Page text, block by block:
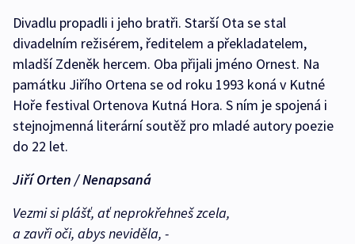
Divadlu propadli i jeho bratři. Starší Ota se stal
divadelním režisérem, ředitelem a překladatelem,
mladší Zdeněk hercem. Oba přijali jméno Ornest. Na
památku Jiřího Ortena se od roku 1993 koná v Kutné
Hoře festival Ortenova Kutná Hora. S ním je spojená i
stejnojmenná literární soutěž pro mladé autory poezie
do 22 let.
Jiří Orten / Nenapsaná
Vezmi si plášť, ať neprokřehneš zcela,
a zavři oči, abys neviděla, -